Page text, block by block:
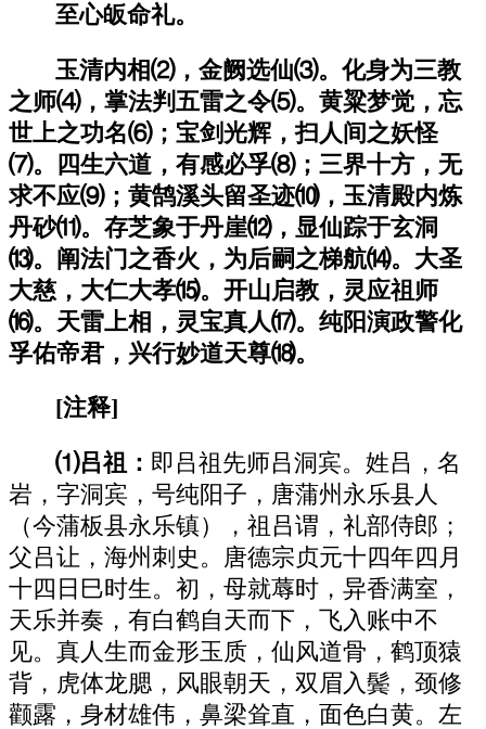
至心皈命礼。
玉清内相⑵，金阙选仙⑶。化身为三教
之师⑷，掌法判五雷之令⑸。黄粱梦觉，忘
世上之功名⑹；宝剑光辉，扫人间之妖怪
⑺。四生六道，有感必孚⑻；三界十方，无
求不应⑼；黄鹄溪头留圣迹⑽，玉清殿内炼
丹砂⑾。存芝象于丹崖⑿，显仙踪于玄洞
⒀。阐法门之香火，为后嗣之梯航⒁。大圣
大慈，大仁大孝⒂。开山启教，灵应祖师
⒃。天雷上相，灵宝真人⒄。纯阳演政警化
孚佑帝君，兴行妙道天尊⒅。
[注释]
⑴吕祖： 即吕祖先师吕洞宾。姓吕，名
岩，字洞宾，号纯阳子，唐蒲州永乐县人
（今蒲板县永乐镇），祖吕谓，礼部侍郎；
父吕让，海州刺史。唐德宗贞元十四年四月
十四日巳时生。初，母就蓐时，异香满室，
天乐并奏，有白鹤自天而下，飞入账中不
见。真人生而金形玉质，仙风道骨，鹤顶猿
背，虎体龙腮，风眼朝天，双眉入鬓，颈修
颧露，身材雄伟，鼻梁耸直，面色白黄。左